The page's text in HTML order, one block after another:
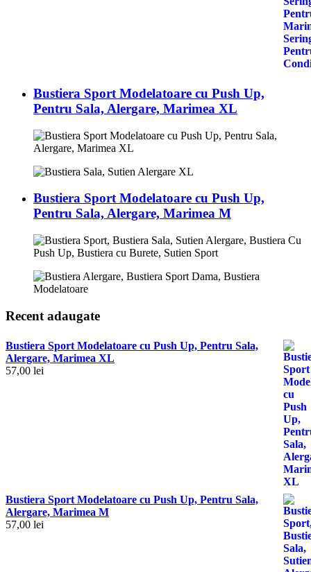
Bustiera Sport Modelatoare cu Push Up,
Pentru Sala, Alergare, Marimea XL
Bustiera Sport Modelatoare cu Push Up,
Pentru Sala, Alergare, Marimea M
Recent adaugate
Bustiera Sport Modelatoare cu Push Up, Pentru Sala,
Alergare, Marimea XL
57,00 lei
Bustiera Sport Modelatoare cu Push Up, Pentru Sala,
Alergare, Marimea M
57,00 lei